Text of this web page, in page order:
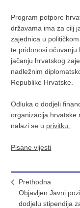
Program potpore
državama ima za cilj
zajednica u
te pridonosi očuvanju
jačanju hrvatskog
nadležnim
Republike Hrvatske.
Odluka o dodjeli
organizacija hrvatske
nalazi se u privitku.
Pisane vijesti
Prethodna
Objavljen Javni
dodjelu stipendija